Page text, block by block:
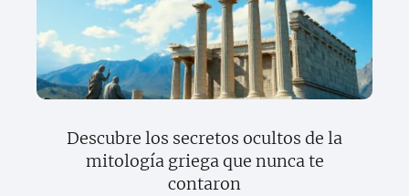
Descubre los secretos ocultos de la
mitología griega que nunca te
contaron